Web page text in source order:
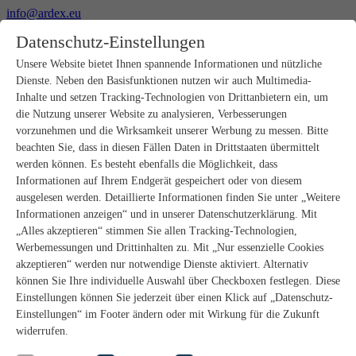
info@ardex.eu
Deutsch
Produkte
Produktübersicht
Rohbau
Estrichverlegung
Untergrundvorbereitung
Bodenspachtelmassen
Abdichtungen
Fliesenkleber
Fugenmörtel
Fugendichtstoffe
Montagekleber
Natursteinverlegung
Bodenbelags- und Parkettklebstoffe
Wandspachtelmassen
Zubehör
PANDOMO®
Datenschutz-Einstellungen
Unsere Website bietet Ihnen spannende Informationen und nützliche
Dienste. Neben den Basisfunktionen nutzen wir auch Multimedia-
Inhalte und setzen Tracking-Technologien von Drittanbietern ein, um
die Nutzung unserer Website zu analysieren, Verbesserungen
vorzunehmen und die Wirksamkeit unserer Werbung zu messen. Bitte
beachten Sie, dass in diesen Fällen Daten in Drittstaaten übermittelt
werden können. Es besteht ebenfalls die Möglichkeit, dass
Informationen auf Ihrem Endgerät gespeichert oder von diesem
ausgelesen werden. Detaillierte Informationen finden Sie unter „Weitere
Informationen anzeigen“ und in unserer Datenschutzerklärung. Mit
„Alles akzeptieren“ stimmen Sie allen Tracking-Technologien,
Werbemessungen und Drittinhalten zu. Mit „Nur essenzielle Cookies
akzeptieren“ werden nur notwendige Dienste aktiviert. Alternativ
können Sie Ihre individuelle Auswahl über Checkboxen festlegen. Diese
Einstellungen können Sie jederzeit über einen Klick auf „Datenschutz-
Einstellungen“ im Footer ändern oder mit Wirkung für die Zukunft
widerrufen.